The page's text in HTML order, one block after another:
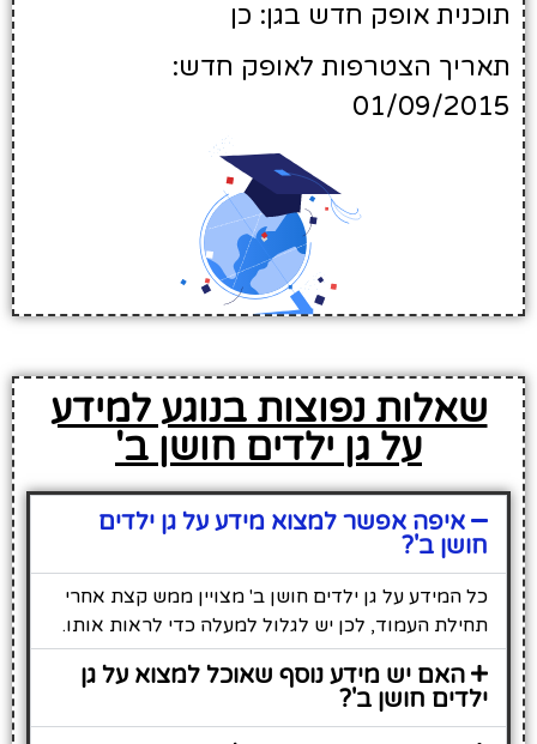
תוכנית אופק חדש בגן: כן
תאריך הצטרפות לאופק חדש:
01/09/2015
שאלות נפוצות בנוגע למידע
על גן ילדים חושן ב'
איפה אפשר למצוא מידע על גן ילדים
חושן ב'?
כל המידע על גן ילדים חושן ב' מצויין ממש קצת אחרי
תחילת העמוד, לכן יש לגלול למעלה כדי לראות אותו.
האם יש מידע נוסף שאוכל למצוא על גן
ילדים חושן ב'?